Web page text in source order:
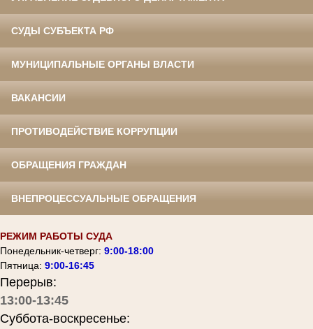
СУДЫ СУБЪЕКТА РФ
МУНИЦИПАЛЬНЫЕ ОРГАНЫ ВЛАСТИ
ВАКАНСИИ
ПРОТИВОДЕЙСТВИЕ КОРРУПЦИИ
ОБРАЩЕНИЯ ГРАЖДАН
ВНЕПРОЦЕССУАЛЬНЫЕ ОБРАЩЕНИЯ
РЕЖИМ РАБОТЫ СУДА
Понедельник-четверг: 9:00-18:00
Пятница: 9:00-16:45
Перерыв:
13:00-13:45
Суббота-воскресенье: